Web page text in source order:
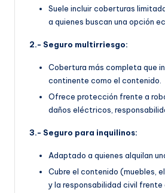
Suele incluir coberturas
a quienes buscan una opción
2.- Seguro multirriesgo:
Cobertura más completa que
continente como el contenido.
Ofrece protección frente a
daños eléctricos,
3.- Seguro para inquilinos:
Adaptado a quienes alquilan
Cubre el contenido (muebles,
y la responsabilidad civil